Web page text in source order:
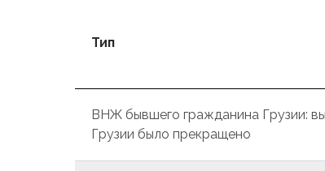
Тип
ВНЖ бывшего гражданина Грузии:
Грузии было прекращено